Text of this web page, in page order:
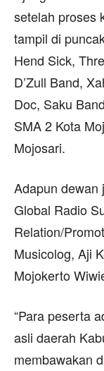
setelah proses
tampil di
Hend Sick,
D’Zull Band,
Doc, Saku
SMA 2 Kota
Mojosari.
Adapun dewan
Global Radio
Relation/
Musicolog, Aji
Mojokerto
“Para peserta
asli daerah
membawakan